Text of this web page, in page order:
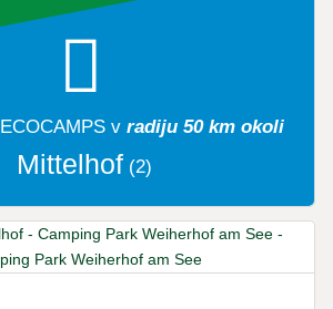
ECOCAMPSv radiju 50 km okoli
Mittelhof (2)